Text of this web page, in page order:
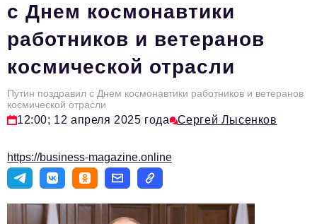
HR
Персона номера
Инфраструктура развития
Технологии и тренды
Туризм
Мероприятия
с Днем космонавтики
работников и ветеранов
космической отрасли
Путин поздравил с Днем космонавтики работников и ветеранов
космической отрасли
12:00; 12 апреля 2025 года Сергей Лысенков
https://business-magazine.online